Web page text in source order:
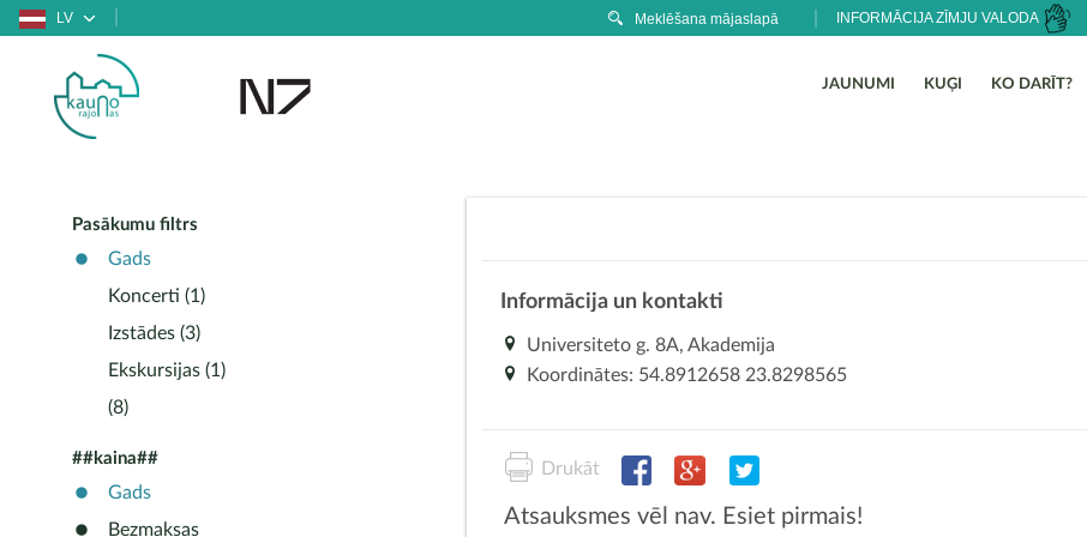
LV INFORMĀCIJA ZĪMJU VALODA
JAUNUMI KUĢI KO DARĪT?
Pasākumu filtrs
Gads
Koncerti (1)
Izstādes (3)
Ekskursijas (1)
(8)
##kaina##
Gads
Bezmaksas
Informācija un kontakti
Universiteto g. 8A, Akademija
Koordinātes: 54.8912658 23.8298565
Drukāt
Atsauksmes vēl nav. Esiet pirmais!